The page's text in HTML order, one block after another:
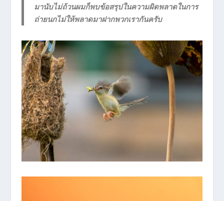
มานับไม่ถ้วนผมก็พบข้อสรุปในความผิดพลาดในการ
ถ่ายนกไม่ให้พลาดมาฝากพวกเรากันครับ